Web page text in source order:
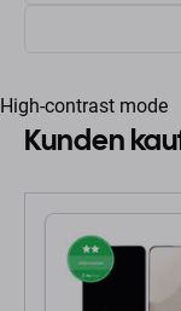
High-contrast mode
Kunden